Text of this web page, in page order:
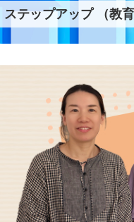
ステップアップ（教